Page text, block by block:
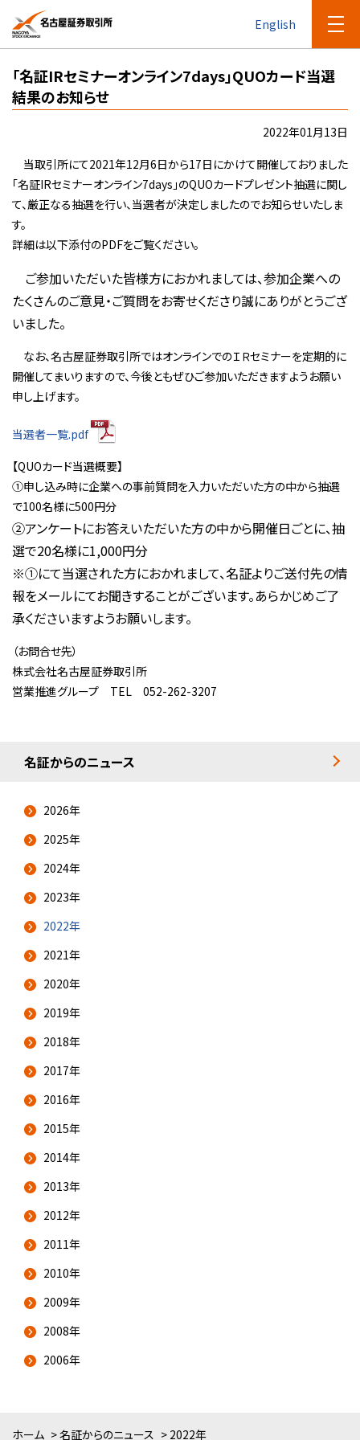
English
ホーム 名証からのニュース 2022年
「名証IRセミナーオンライン7days」QUOカード当選
結果のお知らせ
2022年01月13日
当取引所にて2021年12月6日から17日にかけて開催しておりました
「名証IRセミナーオンライン7days」のQUOカードプレゼント抽選に関し
て、厳正なる抽選を行い、当選者が決定しましたのでお知らせいたしま
す。
詳細は以下添付のPDFをご覧ください。
ご参加いただいた皆様方におかれましては、参加企業への
たくさんのご意見・ご質問をお寄せくださり誠にありがとうござ
いました。
なお、名古屋証券取引所ではオンラインでのＩＲセミナーを定期的に
開催してまいりますので、今後ともぜひご参加いただきますようお願い
申し上げます。
当選者一覧.pdf
【QUOカード当選概要】
①申し込み時に企業への事前質問を入力いただいた方の中から抽選
で100名様に500円分
②アンケートにお答えいただいた方の中から開催日ごとに、抽
選で20名様に1,000円分
※①にて当選された方におかれまして、名証よりご送付先の情
報をメールにてお聞きすることがございます。あらかじめご了
承くださいますようお願いします。
（お問合せ先）
株式会社名古屋証券取引所
営業推進グループ TEL 052-262-3207
名証からのニュース
2026年
2025年
2024年
2023年
2022年
2021年
2020年
2019年
2018年
2017年
2016年
2015年
2014年
2013年
2012年
2011年
2010年
2009年
2008年
2006年